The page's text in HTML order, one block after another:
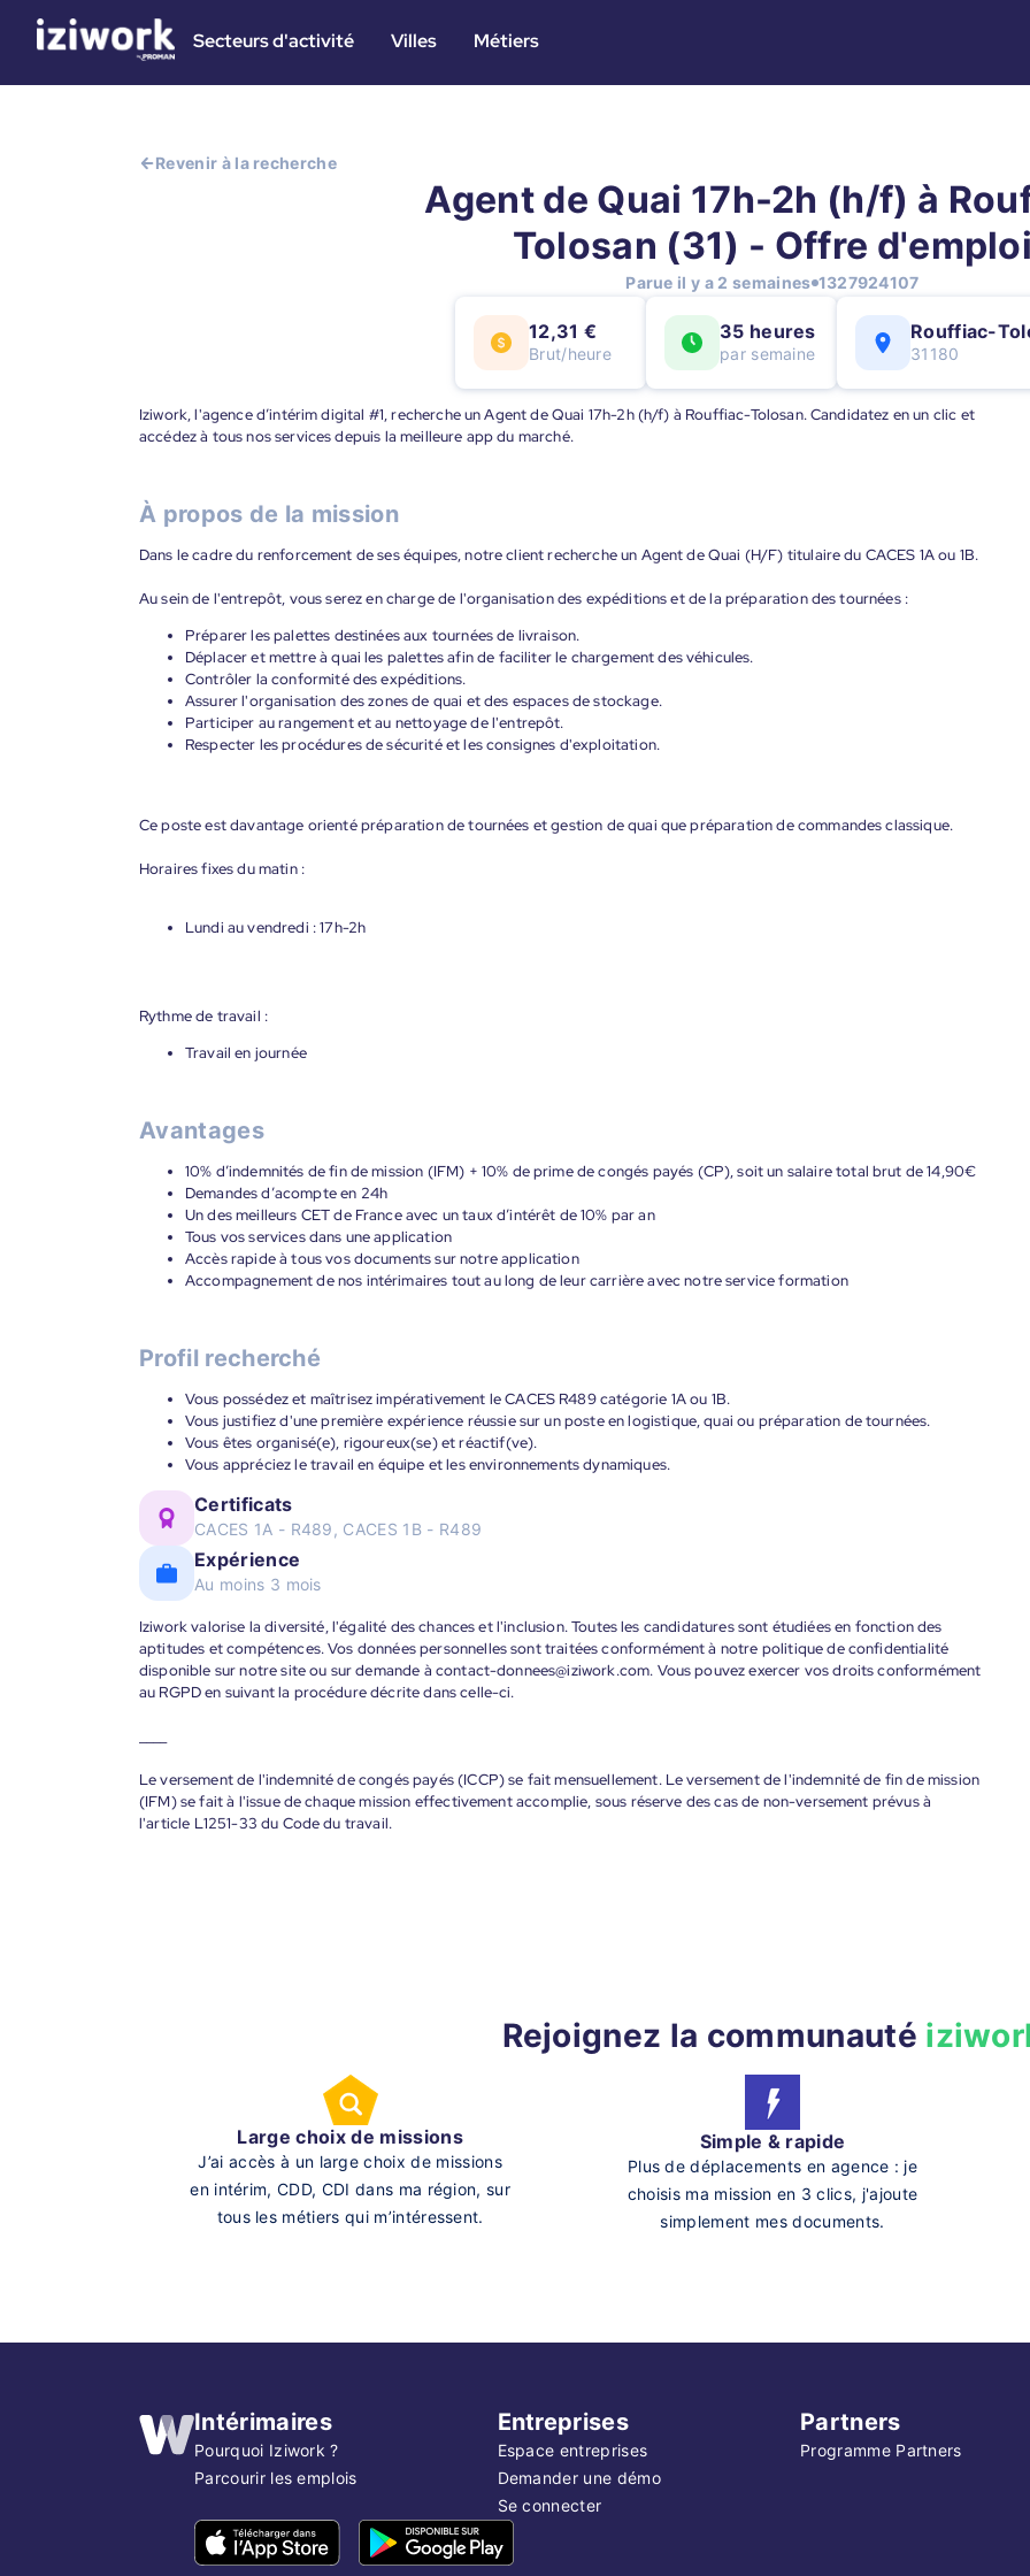
Secteurs d'activité Villes Métiers
Revenir à la recherche
Agent de Quai 17h-2h (h/f) à
Tolosan (31) - Offre
Parue il y a 2 semaines 1327924107
12,31 €
Brut/heure
35 heures
par semaine
Rouffiac-
31180
Iziwork, l'agence d’intérim digital #1, recherche un Agent de Quai 17h-2h (h/f) à Rouffiac-Tolosan. Candidatez en un clic et
accédez à tous nos services depuis la meilleure app du marché.
À propos de la mission
Dans le cadre du renforcement de ses équipes, notre client recherche un Agent de Quai (H/F) titulaire du CACES 1A ou 1B.
Au sein de l'entrepôt, vous serez en charge de l'organisation des expéditions et de la préparation des tournées :
Préparer les palettes destinées aux tournées de livraison.
Déplacer et mettre à quai les palettes afin de faciliter le chargement des véhicules.
Contrôler la conformité des expéditions.
Assurer l'organisation des zones de quai et des espaces de stockage.
Participer au rangement et au nettoyage de l'entrepôt.
Respecter les procédures de sécurité et les consignes d'exploitation.
Ce poste est davantage orienté préparation de tournées et gestion de quai que préparation de commandes classique.
Horaires fixes du matin :
Lundi au vendredi : 17h-2h
Rythme de travail :
Travail en journée
Avantages
10% d’indemnités de fin de mission (IFM) + 10% de prime de congés payés (CP), soit un salaire total brut de 14,90€
Demandes d’acompte en 24h
Un des meilleurs CET de France avec un taux d’intérêt de 10% par an
Tous vos services dans une application
Accès rapide à tous vos documents sur notre application
Accompagnement de nos intérimaires tout au long de leur carrière avec notre service formation
Profil recherché
Vous possédez et maîtrisez impérativement le CACES R489 catégorie 1A ou 1B.
Vous justifiez d'une première expérience réussie sur un poste en logistique, quai ou préparation de tournées.
Vous êtes organisé(e), rigoureux(se) et réactif(ve).
Vous appréciez le travail en équipe et les environnements dynamiques.
Certificats
CACES 1A - R489, CACES 1B - R489
Expérience
Au moins 3 mois
Iziwork valorise la diversité, l'égalité des chances et l'inclusion. Toutes les candidatures sont étudiées en fonction des
aptitudes et compétences. Vos données personnelles sont traitées conformément à notre politique de confidentialité
disponible sur notre site ou sur demande à contact-donnees@iziwork.com. Vous pouvez exercer vos droits conformément
au RGPD en suivant la procédure décrite dans celle-ci.
Le versement de l'indemnité de congés payés (ICCP) se fait mensuellement. Le versement de l'indemnité de fin de mission
(IFM) se fait à l'issue de chaque mission effectivement accomplie, sous réserve des cas de non-versement prévus à
l'article L1251-33 du Code du travail.
Rejoignez la communauté
Large choix de missions
J’ai accès à un large choix de missions
en intérim, CDD, CDI dans ma région, sur
tous les métiers qui m’intéressent.
Simple & rapide
Plus de déplacements en agence : je
choisis ma mission en 3 clics, j'ajoute
simplement mes documents.
Intérimaires
Pourquoi Iziwork ?
Parcourir les emplois
Entreprises
Espace entreprises
Demander une démo
Se connecter
Partners
Programme Partners